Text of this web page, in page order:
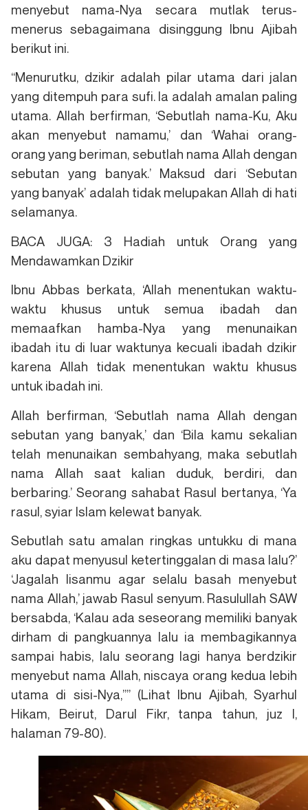
menyebut nama-Nya secara mutlak terus-
menerus sebagaimana disinggung Ibnu Ajibah
berikut ini.
“Menurutku, dzikir adalah pilar utama dari jalan
yang ditempuh para sufi. Ia adalah amalan paling
utama. Allah berfirman, ‘Sebutlah nama-Ku, Aku
akan menyebut namamu,’ dan ‘Wahai orang-
orang yang beriman, sebutlah nama Allah dengan
sebutan yang banyak.’ Maksud dari ‘Sebutan
yang banyak’ adalah tidak melupakan Allah di hati
selamanya.
BACA JUGA: 3 Hadiah untuk Orang yang
Mendawamkan Dzikir
Ibnu Abbas berkata, ‘Allah menentukan waktu-
waktu khusus untuk semua ibadah dan
memaafkan hamba-Nya yang menunaikan
ibadah itu di luar waktunya kecuali ibadah dzikir
karena Allah tidak menentukan waktu khusus
untuk ibadah ini.
Allah berfirman, ‘Sebutlah nama Allah dengan
sebutan yang banyak,’ dan ‘Bila kamu sekalian
telah menunaikan sembahyang, maka sebutlah
nama Allah saat kalian duduk, berdiri, dan
berbaring.’ Seorang sahabat Rasul bertanya, ‘Ya
rasul, syiar Islam kelewat banyak.
Sebutlah satu amalan ringkas untukku di mana
aku dapat menyusul ketertinggalan di masa lalu?’
‘Jagalah lisanmu agar selalu basah menyebut
nama Allah,’ jawab Rasul senyum. Rasulullah SAW
bersabda, ‘Kalau ada seseorang memiliki banyak
dirham di pangkuannya lalu ia membagikannya
sampai habis, lalu seorang lagi hanya berdzikir
menyebut nama Allah, niscaya orang kedua lebih
utama di sisi-Nya,’’” (Lihat Ibnu Ajibah, Syarhul
Hikam, Beirut, Darul Fikr, tanpa tahun, juz I,
halaman 79-80).